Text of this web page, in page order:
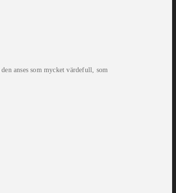
anses som mycket värdefull, som